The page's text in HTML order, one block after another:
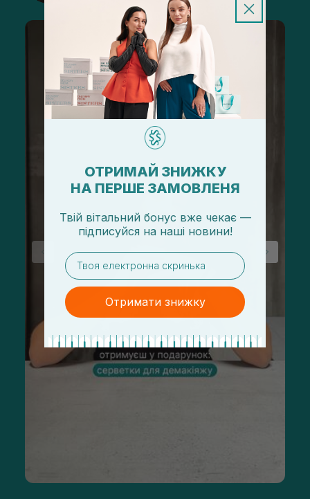
ОТРИМАЙ ЗНИЖКУ
НА ПЕРШЕ ЗАМОВЛЕНЯ
Твій вітальний бонус вже чекає —
підписуйся на наші новини!
email
Отримати знижку